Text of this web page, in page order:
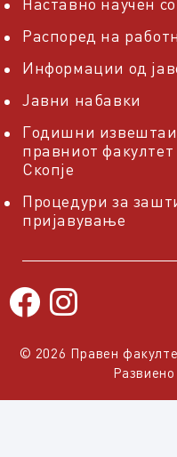
Распоред на
Информации од
Јавни набавки
Годишни извештаи
правниот
Скопје
Процедури за
пријавување
© 2026 Правен
Развиено